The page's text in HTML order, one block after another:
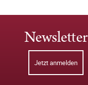
Newsletter
Jetzt anmelden